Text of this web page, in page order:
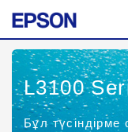
L3100
Бұл түсіндірме